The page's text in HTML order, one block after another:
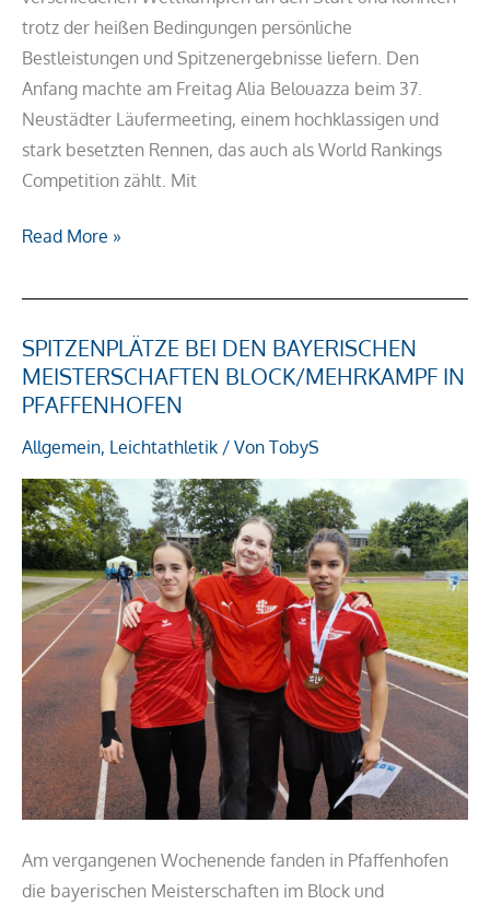
trotz der heißen Bedingungen persönliche
Bestleistungen und Spitzenergebnisse liefern. Den
Anfang machte am Freitag Alia Belouazza beim 37.
Neustädter Läufermeeting, einem hochklassigen und
stark besetzten Rennen, das auch als World Rankings
Competition zählt. Mit
Read More »
SPITZENPLÄTZE BEI DEN BAYERISCHEN
MEISTERSCHAFTEN BLOCK/MEHRKAMPF IN
PFAFFENHOFEN
Allgemein, Leichtathletik / Von TobyS
Am vergangenen Wochenende fanden in Pfaffenhofen
die bayerischen Meisterschaften im Block und
Spitzenplätze
bei
den
Bayerischen
Block/Mehrkampf
in
Pfaffenhofen